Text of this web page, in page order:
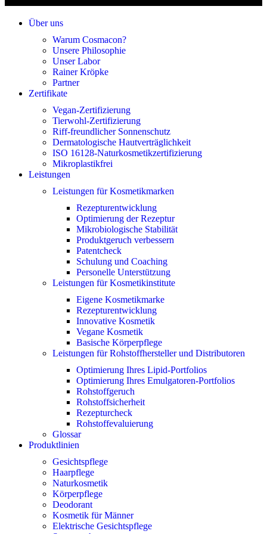
Über uns
Warum Cosmacon?
Unsere Philosophie
Unser Labor
Rainer Kröpke
Partner
Zertifikate
Vegan-Zertifizierung
Tierwohl-Zertifizierung
Riff-freundlicher Sonnenschutz
Dermatologische Hautverträglichkeit
ISO 16128-Naturkosmetikzertifizierung
Mikroplastikfrei
Leistungen
Leistungen für Kosmetikmarken
Rezepturentwicklung
Optimierung der Rezeptur
Mikrobiologische Stabilität
Produktgeruch verbessern
Patentcheck
Schulung und Coaching
Personelle Unterstützung
Leistungen für Kosmetikinstitute
Eigene Kosmetikmarke
Rezepturentwicklung
Innovative Kosmetik
Vegane Kosmetik
Basische Körperpflege
Leistungen für Rohstoffhersteller und Distributoren
Optimierung Ihres Lipid-Portfolios
Optimierung Ihres Emulgatoren-Portfolios
Rohstoffgeruch
Rohstoffsicherheit
Rezepturcheck
Rohstoffevaluierung
Glossar
Produktlinien
Gesichtspflege
Haarpflege
Naturkosmetik
Körperpflege
Deodorant
Kosmetik für Männer
Elektrische Gesichtspflege